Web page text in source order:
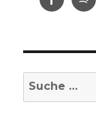
Suche
nach: